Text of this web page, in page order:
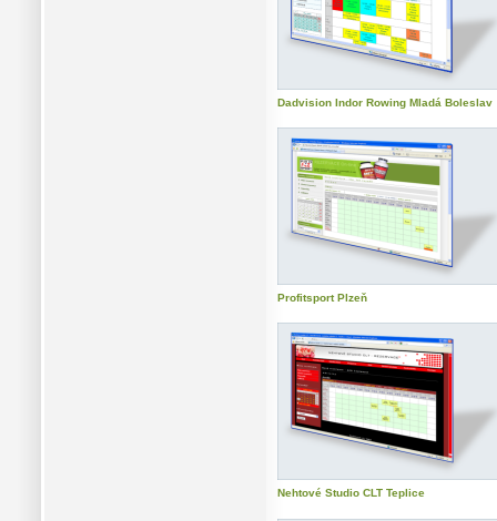
Dadvision Indor Rowing Mladá Boleslav
Profitsport Plzeň
Nehtové Studio CLT Teplice